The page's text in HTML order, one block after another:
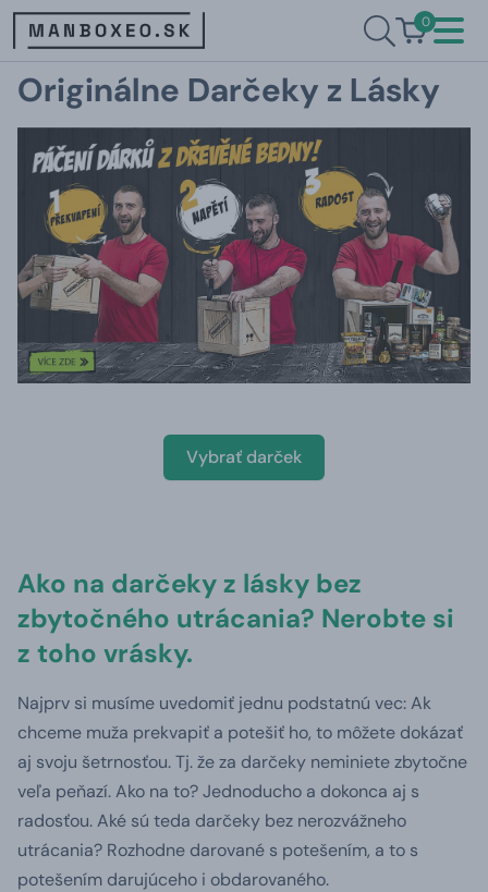
0
Originálne Darčeky z Lásky
Vybrať darček
Ako na darčeky z lásky bez
zbytočného utrácania? Nerobte si
z toho vrásky.
Najprv si musíme uvedomiť jednu podstatnú vec: Ak
chceme muža prekvapiť a potešiť ho, to môžete dokázať
aj svoju šetrnosťou. Tj. že za darčeky neminiete zbytočne
veľa peňazí. Ako na to? Jednoducho a dokonca aj s
radosťou. Aké sú teda darčeky bez nerozvážneho
utrácania? Rozhodne darované s potešením, a to s
potešením darujúceho i obdarovaného.